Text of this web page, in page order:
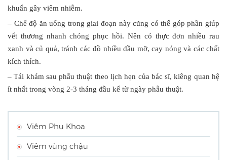
khuẩn gây viêm nhiễm.
– Chế độ ăn uống trong giai đoạn này cũng có thể góp phần giúp
vết thương nhanh chóng phục hồi. Nên có thực đơn nhiều rau
xanh và củ quả, tránh các đồ nhiều dầu mỡ, cay nóng và các chất
kích thích.
– Tái khám sau phẫu thuật theo lịch hẹn của bác sĩ, kiêng quan hệ
ít nhất trong vòng 2-3 tháng đầu kể từ ngày phẫu thuật.
Viêm Phụ Khoa
Viêm vùng chậu